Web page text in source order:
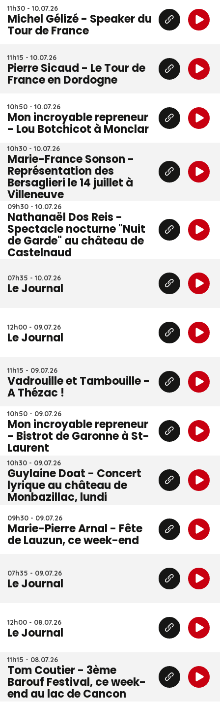
11h30 - 10.07.26
Michel Gélizé - Speaker du
Tour de France
11h15 - 10.07.26
Pierre Sicaud - Le Tour de
France en Dordogne
10h50 - 10.07.26
Mon incroyable repreneur
- Lou Botchicot à Monclar
10h30 - 10.07.26
Marie-France Sonson -
Représentation des
Bersaglieri le 14 juillet à
Villeneuve
09h30 - 10.07.26
Nathanaël Dos Reis -
Spectacle nocturne "Nuit
de Garde" au château de
Castelnaud
07h35 - 10.07.26
Le Journal
12h00 - 09.07.26
Le Journal
11h15 - 09.07.26
Vadrouille et Tambouille -
A Thézac !
10h50 - 09.07.26
Mon incroyable repreneur
- Bistrot de Garonne à St-
Laurent
10h30 - 09.07.26
Guylaine Doat - Concert
lyrique au château de
Monbazillac, lundi
09h30 - 09.07.26
Marie-Pierre Arnal - Fête
de Lauzun, ce week-end
07h35 - 09.07.26
Le Journal
12h00 - 08.07.26
Le Journal
11h15 - 08.07.26
Tom Coutier - 3ème
Barouf Festival, ce week-
end au lac de Cancon